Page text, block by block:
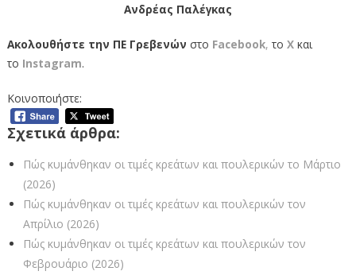
Ανδρέας Παλέγκας
Ακολουθήστε την ΠΕ Γρεβενών στο Facebook, το Χκαι
το Instagram.
Κοινοποιήστε:
Σχετικά άρθρα:
Πώς κυμάνθηκαν οι τιμές κρεάτων και πουλερικών το Μάρτιο
(2026)
Πώς κυμάνθηκαν οι τιμές κρεάτων και πουλερικών τον
Απρίλιο (2026)
Πώς κυμάνθηκαν οι τιμές κρεάτων και πουλερικών τον
Φεβρουάριο (2026)